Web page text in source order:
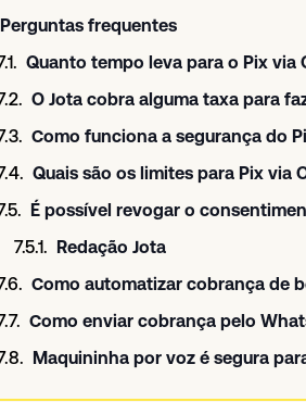
Perguntas frequentes
Quanto tempo leva para o Pix
O Jota cobra alguma taxa para
Como funciona a segurança do
Quais são os limites para Pix via
É possível revogar o
Redação Jota
Como automatizar cobrança de
Como enviar cobrança pelo
Maquininha por voz é segura